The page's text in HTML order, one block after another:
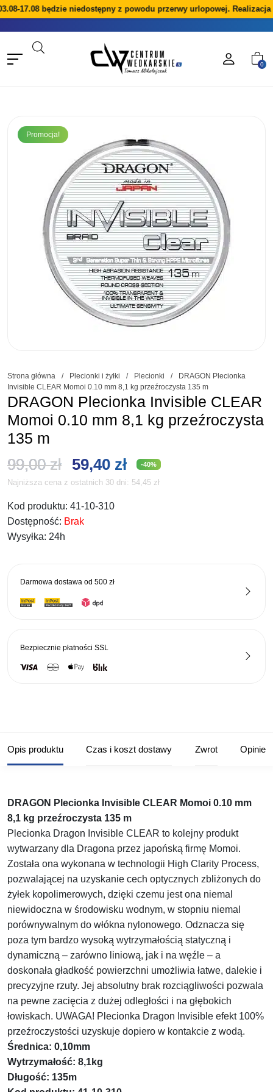
17.08 będzie niedostępny z powodu przerwy urlopowej. Realizacja
0
Promocja!
Strona główna / Plecionki i żyłki / Plecionki /
DRAGON Plecionka
Invisible CLEAR Momoi 0.10 mm 8,1 kg przeźroczysta 135 m
DRAGON Plecionka Invisible CLEAR
Momoi 0.10 mm 8,1 kg przeźroczysta
135 m
99,00zł Pierwotna
cena
wynosiła:
59,40 złAktualna
cena
-40%
Najniższa cena z ostatnich 30 dni: 54,45 zł
Kod produktu: 41-10-310
Dostępność: Brak
Wysyłka: 24h
Darmowa dostawa od 500 zł
Bezpiecznie płatności SSL
Opis produktu Czas i koszt dostawy Zwrot Opinie
DRAGON Plecionka Invisible CLEAR Momoi 0.10 mm
8,1 kg przeźroczysta 135 m
Plecionka Dragon Invisible CLEAR to kolejny produkt
wytwarzany dla Dragona przez japońską firmę Momoi.
Została ona wykonana w technologii High Clarity Process,
pozwalającej na uzyskanie cech optycznych zbliżonych do
żyłek kopolimerowych, dzięki czemu jest ona niemal
niewidoczna w środowisku wodnym, w stopniu niemal
porównywalnym do włókna nylonowego. Odznacza się
poza tym bardzo wysoką wytrzymałością statyczną i
dynamiczną – zarówno liniową, jak i na węźle – a
doskonała gładkość powierzchni umożliwia łatwe, dalekie i
precyzyjne rzuty. Jej absolutny brak rozciągliwości pozwala
na pewne zacięcia z dużej odległości i na głębokich
łowiskach. UWAGA! Plecionka Dragon Invisible efekt 100%
przeźroczystości uzyskuje dopiero w kontakcie z wodą.
Średnica: 0,10mm
Wytrzymałość: 8,1kg
Długość: 135m